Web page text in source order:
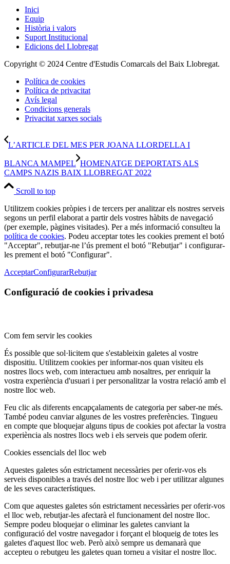
Inici
Equip
Història i valors
Suport Institucional
Edicions del Llobregat
Copyright © 2024 Centre d'Estudis Comarcals del Baix Llobregat.
Política de cookies
Política de privacitat
Avís legal
Condicions generals
Privacitat xarxes socials
L’ARTICLE DEL MES PER JOANA LLORDELLA I
BLANCA MAMPEL HOMENATGE DEPORTATS ALS
CAMPS NAZIS BAIX LLOBREGAT 2022
Scroll to top
Utilitzem cookies pròpies i de tercers per analitzar els nostres serveis
segons un perfil elaborat a partir dels vostres hàbits de navegació
(per exemple, pàgines visitades). Per a més informació consulteu la
política de cookies. Podeu acceptar totes les cookies prement el botó
"Acceptar", rebutjar-ne l’ús prement el botó "Rebutjar" i configurar-
les prement el botó "Configurar".
AcceptarConfigurarRebutjar
Configuració de cookies i privadesa
Com fem servir les cookies
És possible que sol·licitem que s'estableixin galetes al vostre
dispositiu. Utilitzem cookies per informar-nos quan visiteu els
nostres llocs web, com interactueu amb nosaltres, per enriquir la
vostra experiència d'usuari i per personalitzar la vostra relació amb el
nostre lloc web.
Feu clic als diferents encapçalaments de categoria per saber-ne més.
També podeu canviar algunes de les vostres preferències. Tingueu
en compte que bloquejar alguns tipus de cookies pot afectar la vostra
experiència als nostres llocs web i els serveis que podem oferir.
Cookies essencials del lloc web
Aquestes galetes són estrictament necessàries per oferir-vos els
serveis disponibles a través del nostre lloc web i per utilitzar algunes
de les seves característiques.
Com que aquestes galetes són estrictament necessàries per oferir-vos
el lloc web, rebutjar-les afectarà el funcionament del nostre lloc.
Sempre podeu bloquejar o eliminar les galetes canviant la
configuració del vostre navegador i forçant el bloqueig de totes les
galetes d'aquest lloc web. Però això sempre us demanarà que
accepteu o rebutgeu les galetes quan torneu a visitar el nostre lloc.